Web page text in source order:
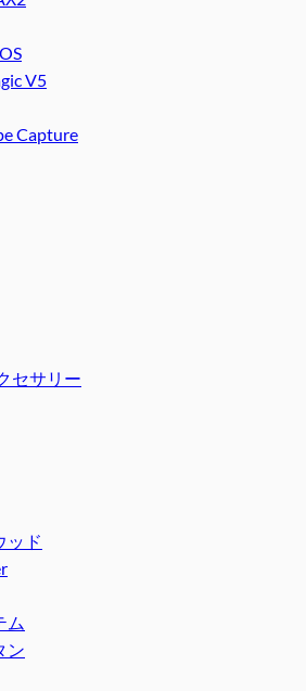
V5
Capture
セサリー
ッド
ム
ン